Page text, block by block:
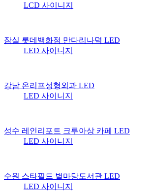
LCD 사이니지
잠실 롯데백화점 만다리나덕 LED
LED 사이니지
강남 온리프성형외과 LED
LED 사이니지
성수 레인리포트 크루아상 카페 LED
LED 사이니지
수원 스타필드 별마당도서관 LED
LED 사이니지